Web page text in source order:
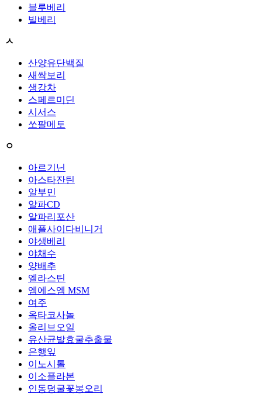
블루베리
빌베리
ㅅ
산양유단백질
새싹보리
생강차
스페르미딘
시서스
쏘팔메토
ㅇ
아르기닌
아스타잔틴
알부민
알파CD
알파리포산
애플사이다비니거
야생베리
야채수
양배추
엘라스틴
엠에스엠 MSM
여주
옥타코사놀
올리브오일
유산균발효굴추출물
은행잎
이노시톨
이소플라본
인동덩굴꽃봉오리